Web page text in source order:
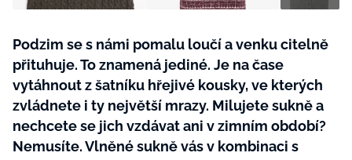
Podzim se s námi pomalu loučí a venku citelně
přituhuje. To znamená jediné. Je na čase
vytáhnout z šatníku hřejivé kousky, ve kterých
zvládnete i ty největší mrazy. Milujete sukně a
nechcete se jich vzdávat ani v zimním období?
Nemusíte. Vlněné sukně vás v kombinaci s